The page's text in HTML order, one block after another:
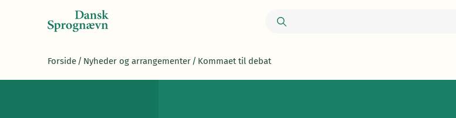
Forside / Nyheder og arrangementer / Kommaet til debat